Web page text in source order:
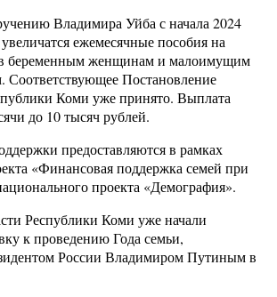
Владимира Уйба с начала 2024
увеличатся ежемесячные пособия на
беременным женщинам и малоимущим
Соответствующее Постановление
Коми уже принято. Выплата
до 10 тысяч рублей.
предоставляются в рамках
«Финансовая поддержка семей при
проекта «Демография».
Республики Коми уже начали
к проведению Года семьи,
России Владимиром Путиным в